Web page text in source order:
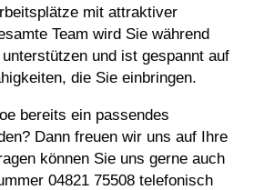
mit attraktiver
Team wird Sie während
und ist gespannt auf
die Sie einbringen.
bereits ein passendes
Dann freuen wir uns auf Ihre
können Sie uns gerne auch
04821 75508 telefonisch